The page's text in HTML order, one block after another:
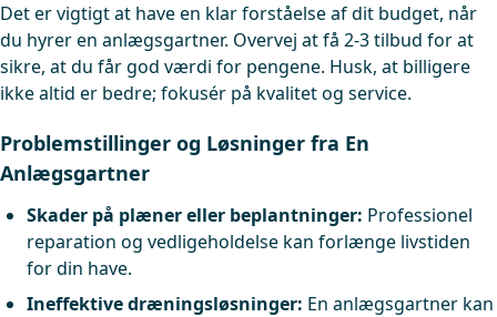
Det er vigtigt at have en klar forståelse af dit budget, når
du hyrer en anlægsgartner. Overvej at få 2-3 tilbud for at
sikre, at du får god værdi for pengene. Husk, at billigere
ikke altid er bedre; fokusér på kvalitet og service.
Problemstillinger og Løsninger fra En
Anlægsgartner
Skader på plæner eller beplantninger: Professionel
reparation og vedligeholdelse kan forlænge livstiden
for din have.
Ineffektive dræningsløsninger: En anlægsgartner kan